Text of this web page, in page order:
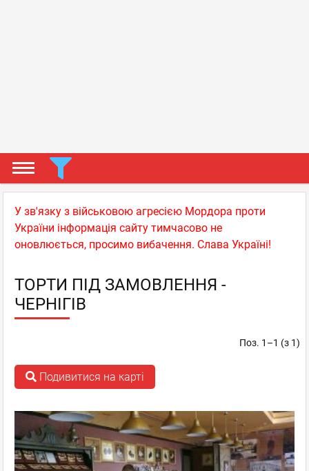
У зв'язку з військовою агресією Мордора проти
України інформація сайту тимчасово не
оновлюється, просимо вибачення. Слава Україні!
ТОРТИ ПІД ЗАМОВЛЕННЯ -
ЧЕРНІГІВ
Поз. 1–1 (з 1)
Подивитися на карті